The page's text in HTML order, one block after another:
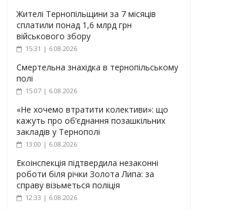
Жителі Тернопільщини за 7 місяців
сплатили понад 1,6 млрд грн
військового збору
15:31 | 6.08.2026
Смертельна знахідка в тернопільському
полі
15:07 | 6.08.2026
«Не хочемо втратити колективи»: що
кажуть про об’єднання позашкільних
закладів у Тернополі
13:00 | 6.08.2026
Екоінспекція підтвердила незаконні
роботи біля річки Золота Липа: за
справу візьметься поліція
12:33 | 6.08.2026